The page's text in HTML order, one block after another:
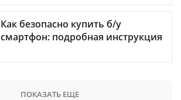
Как безопасно купить б/у
смартфон: подробная инструкция
ПОКАЗАТЬ ЕЩЕ